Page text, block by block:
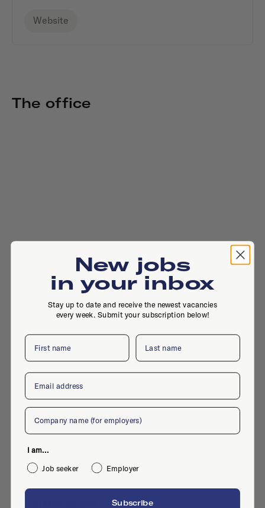
Website
The office
Gooiland 46A, 1948 RD, Beverwijk
New jobs
in your inbox
Stay up to date and receive the newest vacancies
every week. Submit your subscription below!
First name Last name
Email
Company
I am...
Job seeker
Employer
Subscribe